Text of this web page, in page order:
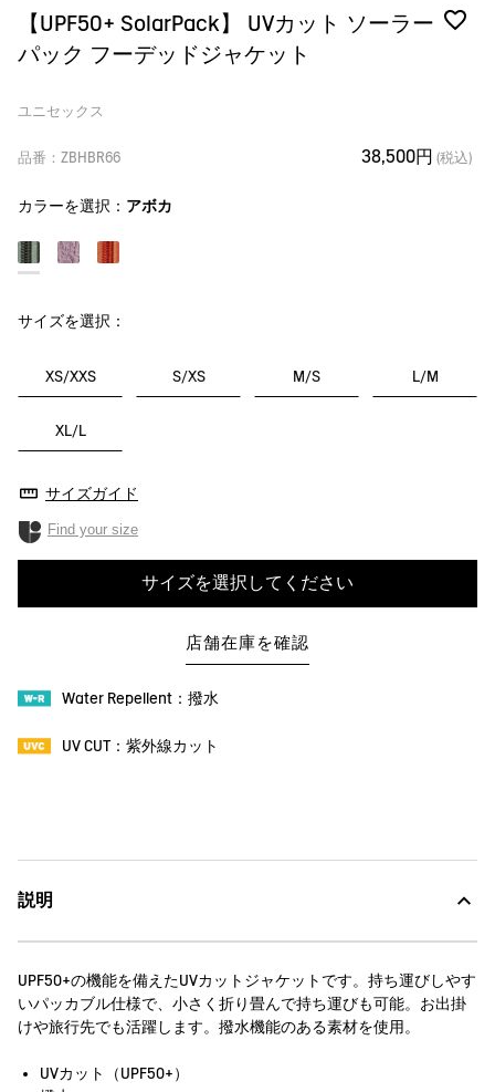
【UPF50+ SolarPack】 UVカット ソーラー
パック フーデッドジャケット
ユニセックス
品番：ZBHBR66 38,500円 (税込)
カラーを選択： アボカ
サイズを選択：
XS/XXS S/XS M/S L/M
XL/L
サイズガイド
Find your size
サイズを選択してください
店舗在庫を確認
Water Repellent：撥水
UV CUT：紫外線カット
説明
UPF50+の機能を備えたUVカットジャケットです。持ち運びしやす
いパッカブル仕様で、小さく折り畳んで持ち運びも可能。お出掛
けや旅行先でも活躍します。撥水機能のある素材を使用。
UVカット（UPF50+）